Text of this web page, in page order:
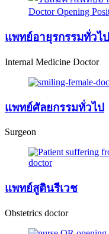
แพทย์อายุรกรรมทั่วไป
Internal Medicine Doctor
แพทย์ศัลยกรรมทั่วไป
Surgeon
แพทย์สูตินรีเวช
Obstetrics doctor